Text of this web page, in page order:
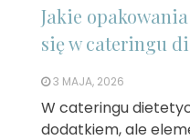
Jakie
się w cateringu
3 MAJA, 2026
W cateringu
dodatkiem, ale